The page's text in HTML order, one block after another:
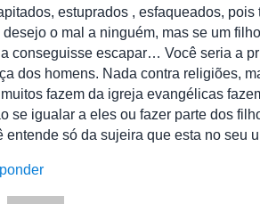
estuprados , esfaqueados,
desejo o mal a ninguém, mas se um
conseguisse escapar… Você seria a
dos homens. Nada contra religiões,
fazem da igreja evangélicas
se igualar a eles ou fazer parte dos
entende só da sujeira que esta no seu